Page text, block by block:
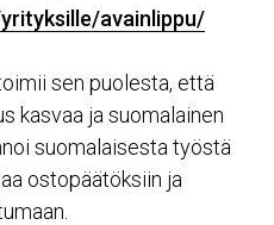
avainlippu/
sen puolesta, että
kasvaa ja suomalainen
suomalaisesta työstä
ostopäätöksiin ja